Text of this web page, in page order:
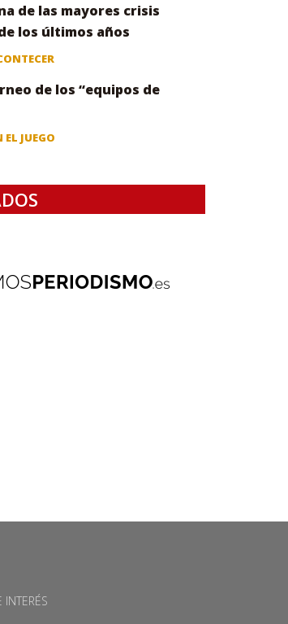
de las mayores crisis
los últimos años
de los “equipos de
EL JUEGO
INTERÉS